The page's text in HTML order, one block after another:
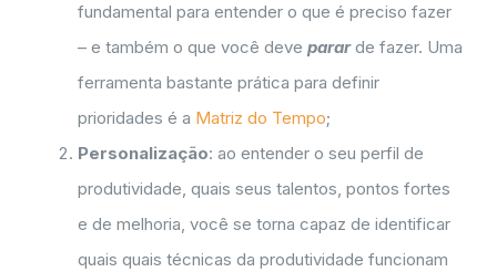
fundamental para entender o que é preciso fazer
– e também o que você deve pararde fazer. Uma
ferramenta bastante prática para definir
prioridades é a Matriz do Tempo;
Personalização: ao entender o seu perfil de
produtividade, quais seus talentos, pontos fortes
e de melhoria, você se torna capaz de identificar
quais quais técnicas da produtividade funcionam